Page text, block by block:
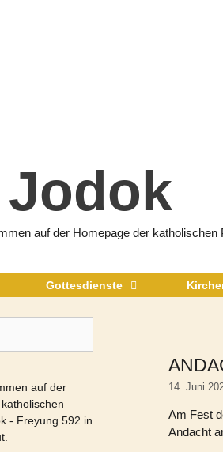
auf der Homepage der
Gottesdienste
14. Juni
Am Fest
Andacht
auf der
- Freyung 592 in